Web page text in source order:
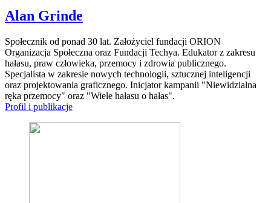
Alan Grinde
Społecznik od ponad 30 lat. Założyciel fundacji ORION
Organizacja Społeczna oraz Fundacji Techya. Edukator z zakresu
hałasu, praw człowieka, przemocy i zdrowia publicznego.
Specjalista w zakresie nowych technologii, sztucznej inteligencji
oraz projektowania graficznego. Inicjator kampanii "Niewidzialna
ręka przemocy" oraz "Wiele hałasu o hałas".
Profil i publikacje